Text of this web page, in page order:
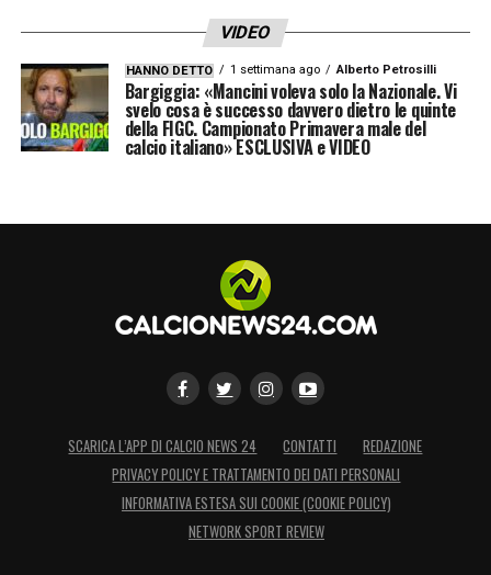
VIDEO
HANNO DETTO 1 settimana ago Alberto Petrosilli
Bargiggia: «Mancini voleva solo la Nazionale. Vi
svelo cosa è successo davvero dietro le quinte
della FIGC. Campionato Primavera male del
calcio italiano» ESCLUSIVA e VIDEO
SCARICA L’APP DI CALCIO NEWS 24 CONTATTI
REDAZIONE
PRIVACY POLICY E TRATTAMENTO DEI DATI PERSONALI
INFORMATIVA ESTESA SUI COOKIE (COOKIE POLICY)
NETWORK SPORT REVIEW